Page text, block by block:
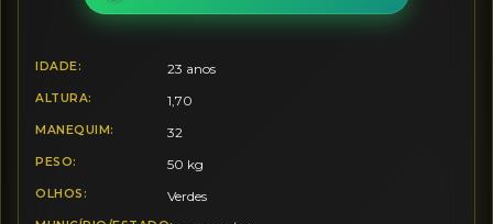
IDADE: 23 anos
ALTURA: 1,70
MANEQUIM: 32
PESO: 50 kg
OLHOS: Verdes